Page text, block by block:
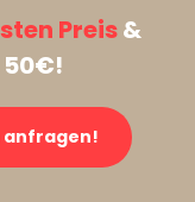
Preis&
50€!
anfragen!